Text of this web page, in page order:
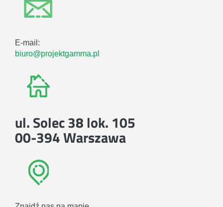
E-mail:
biuro@projektgamma.pl
ul. Solec 38 lok. 105
00-394 Warszawa